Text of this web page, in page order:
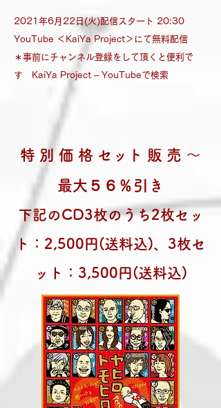
2021年6月22日(火)配信スタート 20:30
YouTube ＜KaiYa Project＞にて無料配信
＊事前にチャンネル登録をして頂くと便利で
す KaiYa Project – YouTubeで検索
特 別 価 格 セット 販 売 ～
最大５６％引き
下記のCD3枚のうち2枚セッ
ト：2,500円(送料込)、3枚セ
ット：3,500円(送料込)